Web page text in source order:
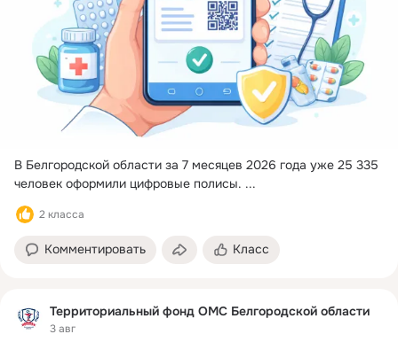
В Белгородской области за 7 месяцев 2026 года уже 25 335
человек оформили цифровые полисы. ...
2 класса
Комментировать Класс
Территориальный фонд ОМС Белгородской области
3 авг